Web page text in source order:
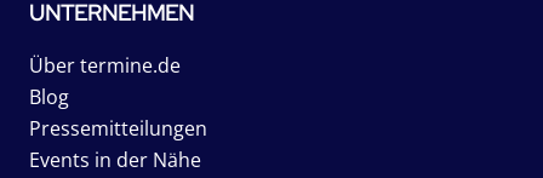
UNTERNEHMEN
Über termine.de
Blog
Pressemitteilungen
Events in der Nähe